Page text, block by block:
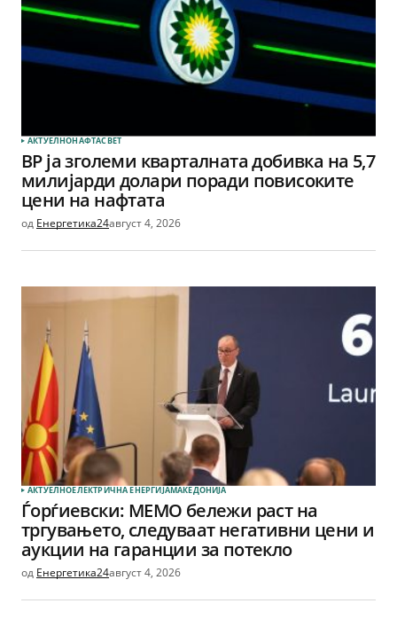
АКТУЕЛНОНАФТАСВЕТ
BP ја зголеми кварталната добивка на 5,7
милијарди долари поради повисоките
цени на нафтата
од Енергетика24август 4, 2026
АКТУЕЛНОЕЛЕКТРИЧНА ЕНЕРГИЈАМАКЕДОНИЈА
Ѓорѓиевски: МЕМО бележи раст на
тргувањето, следуваат негативни цени и
аукции на гаранции за потекло
од Енергетика24август 4, 2026